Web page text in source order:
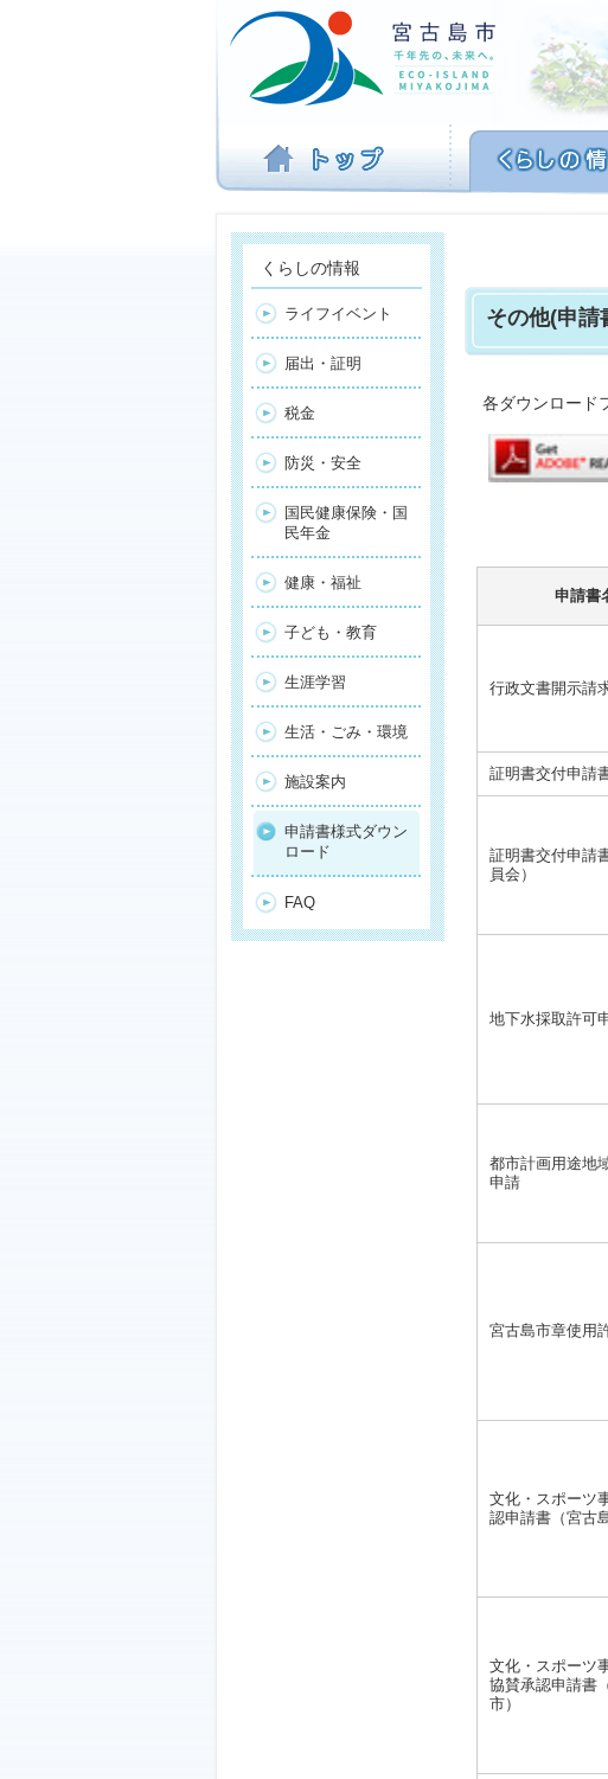
ビ
を
ば
す
その他(申請
各ダウンロード
申請書
行政文書開示請
証明書交付申請
証明書交付申請
員会）
地下水採取許可
都市計画用途地
申請
宮古島市章使用
文化・スポーツ
認申請書（宮古
文化・スポーツ
協賛承認申請書
市）
くらしの情報
ライフイベント
届出・証明
税金
防災・安全
国民健康保険・国
民年金
健康・福祉
子ども・教育
生涯学習
生活・ごみ・環境
施設案内
申請書様式ダウン
ロード
FAQ